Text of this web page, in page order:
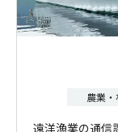
農業
遠洋漁業の通信